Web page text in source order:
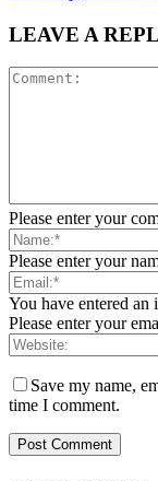
LEAVE A
Please enter your
Please enter your
You have entered an
Please enter your
Save my name,
time I comment.